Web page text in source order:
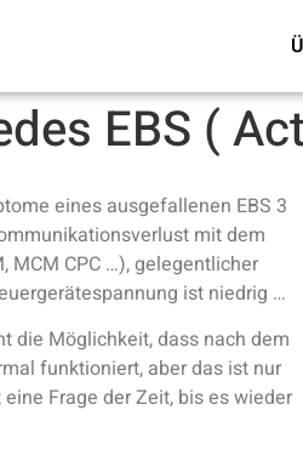
EBS (
eines ausgefallenen EBS 3
mit dem
MCM CPC …), gelegentlicher
ist niedrig …
die Möglichkeit, dass nach dem
funktioniert, aber das ist nur
Frage der Zeit, bis es wieder